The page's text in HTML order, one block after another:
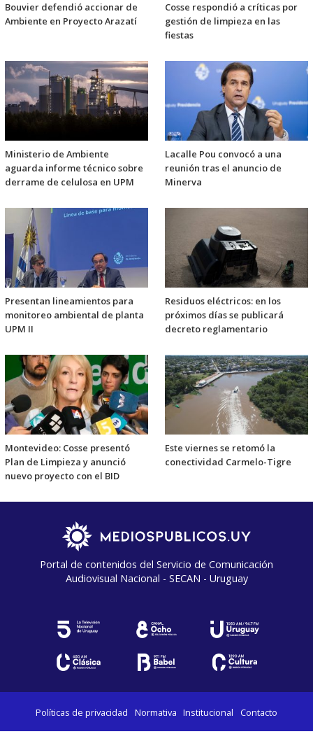
Bouvier defendió accionar de
Ambiente en Proyecto Arazatí
Cosse respondió a críticas por
gestión de limpieza en las
fiestas
Ministerio de Ambiente
aguarda informe técnico sobre
derrame de celulosa en UPM
Lacalle Pou convocó a una
reunión tras el anuncio de
Minerva
Presentan lineamientos para
monitoreo ambiental de planta
UPM II
Residuos eléctricos: en los
próximos días se publicará
decreto reglamentario
Montevideo: Cosse presentó
Plan de Limpieza y anunció
nuevo proyecto con el BID
Este viernes se retomó la
conectividad Carmelo-Tigre
Portal de contenidos del Servicio de Comunicación
Audiovisual Nacional - SECAN - Uruguay
Políticas de privacidad Normativa Institucional Contacto